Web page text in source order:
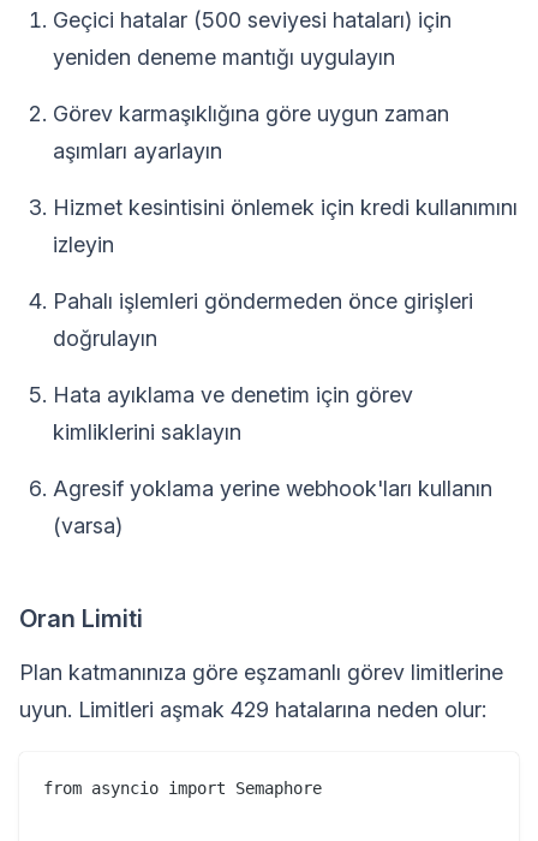
Geçici hatalar (500 seviyesi hataları) için
yeniden deneme mantığı uygulayın
Görev karmaşıklığına göre uygun zaman
aşımları ayarlayın
Hizmet kesintisini önlemek için kredi kullanımını
izleyin
Pahalı işlemleri göndermeden önce girişleri
doğrulayın
Hata ayıklama ve denetim için görev
kimliklerini saklayın
Agresif yoklama yerine webhook'ları kullanın
(varsa)
Oran Limiti
Plan katmanınıza göre eşzamanlı görev limitlerine
uyun. Limitleri aşmak 429 hatalarına neden olur:
from asyncio import Semaphore